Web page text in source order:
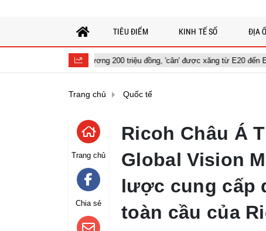
tương đương 200 triệu đồng, 'cân' được xăng từ E20 đến E100
TIÊU ĐIỂM KINH TẾ SỐ ĐỊA
Trang chủ Quốc tế
Trang chủ
Chia sẻ
Ricoh Châu Á
Global Vision
lược cung cấp
toàn cầu của